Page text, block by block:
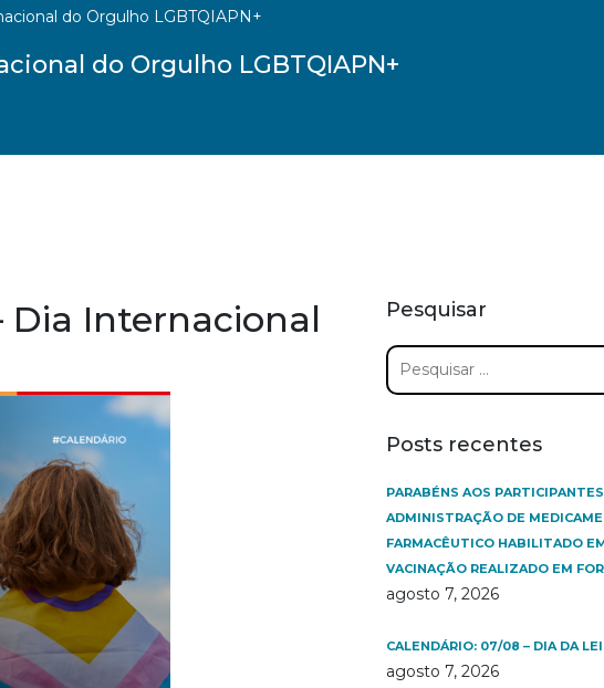
do Orgulho LGBTQIAPN+
do Orgulho LGBTQIAPN+
Dia Internacional
Pesquisar
Pesquisar
por:
Posts recentes
PARABÉNS AOS
ADMINISTRAÇÃO DE
FARMACÊUTICO HABILITADO
VACINAÇÃO REALIZADO EM
agosto 7, 2026
CALENDÁRIO: 07/08 – DIA DA LEI
agosto 7, 2026